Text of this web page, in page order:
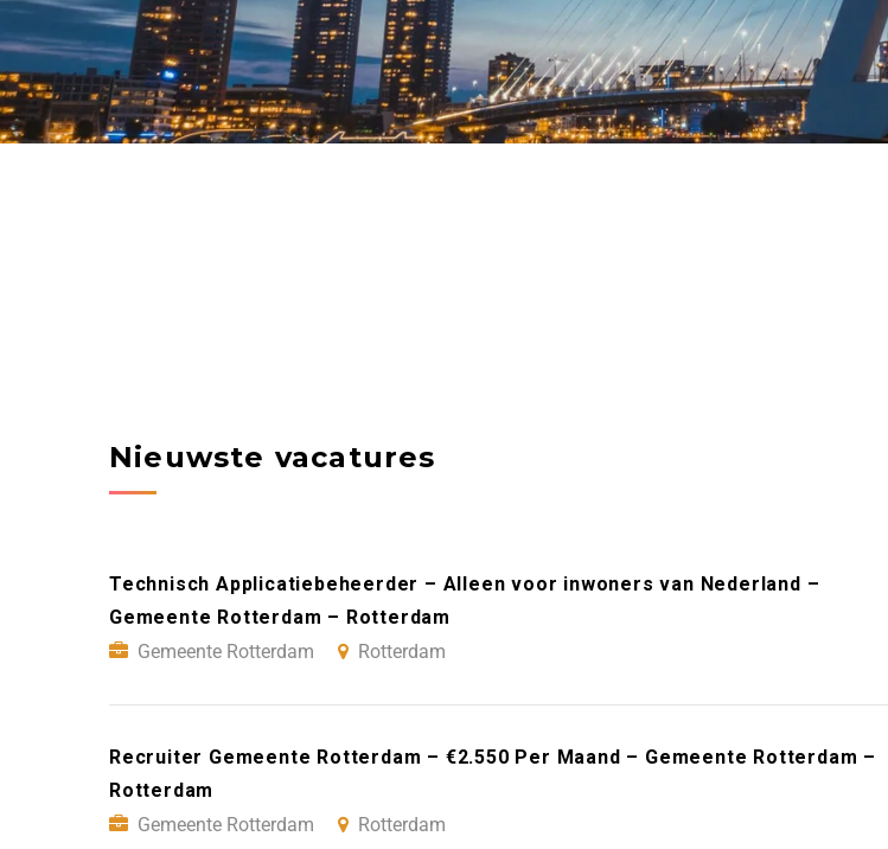
Nieuwste vacatures
Technisch Applicatiebeheerder – Alleen voor inwoners van Nederland –
Gemeente Rotterdam – Rotterdam
Gemeente Rotterdam
Rotterdam
Recruiter Gemeente Rotterdam – €2.550 Per Maand – Gemeente Rotterdam –
Rotterdam
Gemeente Rotterdam
Rotterdam